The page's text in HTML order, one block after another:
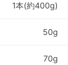
1本(約400g)
50g
70g